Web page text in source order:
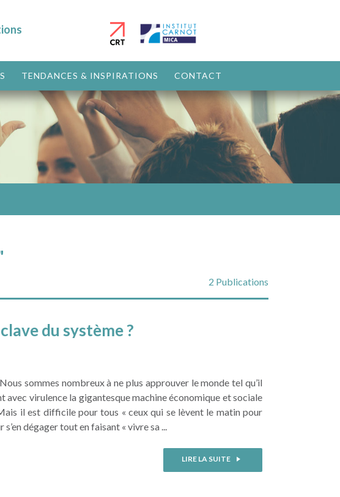
TENDANCES & INSPIRATIONS CONTACT
2 Publications
du système ?
sommes nombreux à ne plus approuver le monde tel qu’il
avec virulence la gigantesque machine économique et sociale
il est difficile pour tous « ceux qui se lèvent le matin pour
dégager tout en faisant « vivre sa ...
LIRE LA SUITE